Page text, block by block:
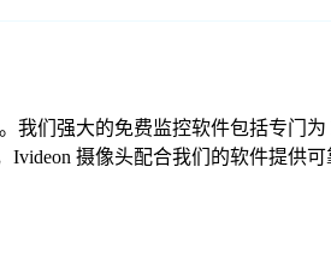
我们强大的免费监控软件包括专门
摄像头配合我们的软件提供可